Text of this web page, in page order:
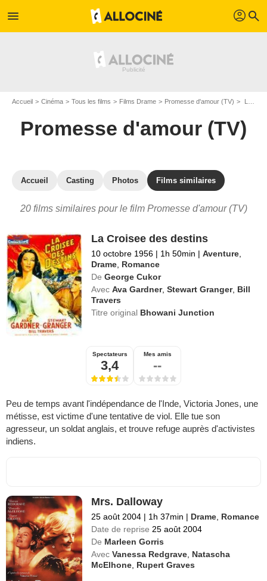
menu profil search
Accueil Cinéma Tous les films Films Drame Promesse d'amour (TV) Les films similaires à "Promesse d'amour (TV)"
Promesse d'amour (TV)
Accueil Casting Photos Films similaires
20 films similaires pour le film Promesse d'amour (TV)
La Croisee des destins
10 octobre 1956 | 1h 50min | Aventure
Drame Romance
De George Cukor
Avec Ava Gardner,Stewart Granger, Bill
Travers
Titre original Bhowani Junction
Spectateurs
3,4
Mes amis
--
Peu de temps avant l'indépendance de l'Inde, Victoria Jones, une
métisse, est victime d'une tentative de viol. Elle tue son
agresseur, un soldat anglais, et trouve refuge auprès d'activistes
indiens.
Mrs. Dalloway
25 août 2004 | 1h 37min | Drame Romance
Date de reprise 25 août 2004
De Marleen Gorris
Avec Vanessa Redgrave Natascha
McElhone Rupert Graves